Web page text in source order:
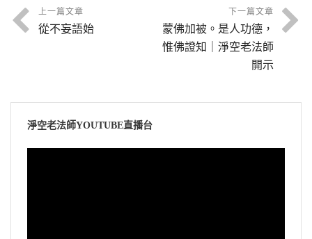
上一篇文章
從不妄語始
下一篇文章
蒙佛加被。是人功德，
惟佛證知｜淨空老法師
開示
淨空老法師YOUTUBE直播台